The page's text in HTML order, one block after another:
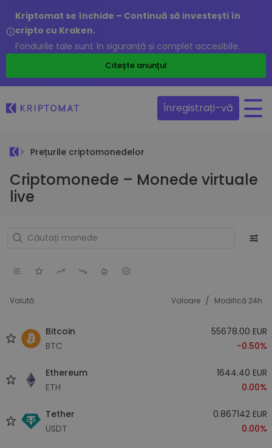
Kriptomat se închide – Continuă să investești în
cripto cu Kraken.
Fondurile tale sunt în siguranță și complet accesibile.
Citește anunțul
Înregistrați–vă
Prețurile criptomonedelor
Criptomonede – Monede virtuale
live
Valută Valoare / Modifică 24h
Bitcoin
BTC
55678.00 EUR
-0.50%
Ethereum
ETH
1644.40 EUR
0.00%
Tether
USDT
0.867142 EUR
0.00%